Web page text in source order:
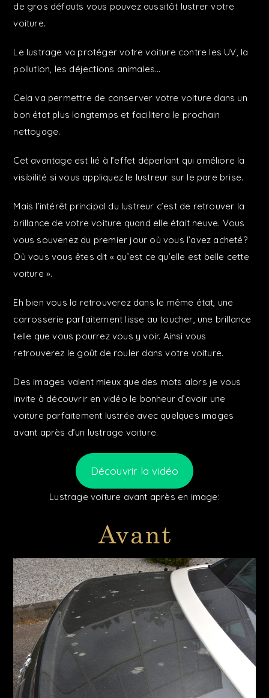
de gros défauts vous pouvez aussitôt lustrer votre
voiture.
Le lustrage va protéger votre voiture contre les UV, la
pollution, les déjections animales…
Cela va permettre de conserver votre voiture dans un
bon état plus longtemps et facilitera le prochain
nettoyage.
Cet avantage est lié à l’effet déperlant qui améliore la
visibilité si vous appliquez le lustreur sur le pare brise.
Mais l’intérêt principal du lustreur c’est de retrouver la
brillance de votre voiture quand elle était neuve. Vous
vous souvenez du premier jour où vous l’avez acheté?
Où vous vous êtes dit « qu’est ce qu’elle est belle cette
voiture ».
Eh bien vous la retrouverez dans le même état, une
carrosserie parfaitement lisse au toucher, une brillance
telle que vous pourrez vous y voir. Ainsi vous
retrouverez le goût de rouler dans votre voiture.
Des images valent mieux que des mots alors je vous
invite à découvrir en vidéo le bonheur d’avoir une
voiture parfaitement lustrée avec quelques images
avant après d’un lustrage voiture.
Découvrir la vidéo
Lustrage voiture avant après en image: